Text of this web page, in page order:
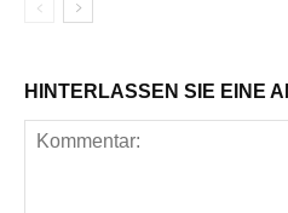
HINTERLASSEN SIE EINE